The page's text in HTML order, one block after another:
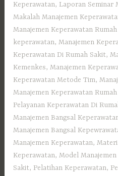
Keperawatan, Laporan Seminar
Makalah Manajemen
Manajemen Keperawatan
keperawatan,Manajemen
Keperawatan Di Rumah Sakit,
Kemenkes,Manajemen
Keperawatan Metode Tim,
Manajemen Keperawatan
Pelayanan Keperawatan Di
Manajemen Bangsal
Manajemen Bangsal
Manajemen Keperawatan,
Keperawatan,Model
Sakit, Pelatihan Keperawatan,